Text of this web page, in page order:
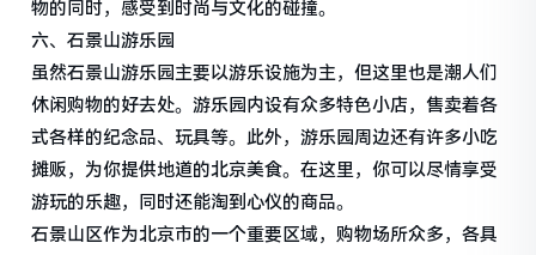
物的同时，感受到时尚与文化的碰撞。
六、石景山游乐园
虽然石景山游乐园主要以游乐设施为主，但这里也是潮人们
休闲购物的好去处。游乐园内设有众多特色小店，售卖着各
式各样的纪念品、玩具等。此外，游乐园周边还有许多小吃
摊贩，为你提供地道的北京美食。在这里，你可以尽情享受
游玩的乐趣，同时还能淘到心仪的商品。
石景山区作为北京市的一个重要区域，购物场所众多，各具